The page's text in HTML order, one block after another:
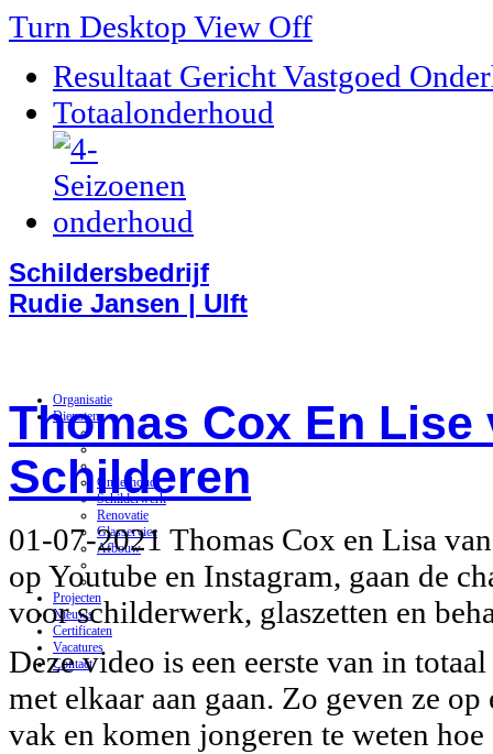
Turn Desktop View Off
Resultaat Gericht Vastgoed
Totaalonderhoud
Schildersbedrijf
Rudie Jansen | Ulft
Organisatie
Diensten
Onderhoud
Schilderwerk
Renovatie
Glasservice
Afbouw
Projecten
Nieuws
Certificaten
Vacatures
Contact
Thomas Cox En
Schilderen
01-07-2021 Thomas Cox en Lisa
op Youtube en Instagram, gaan de
voor schilderwerk, glaszetten en
Deze video is een eerste van in
met elkaar aan gaan. Zo geven ze
vak en komen jongeren te weten